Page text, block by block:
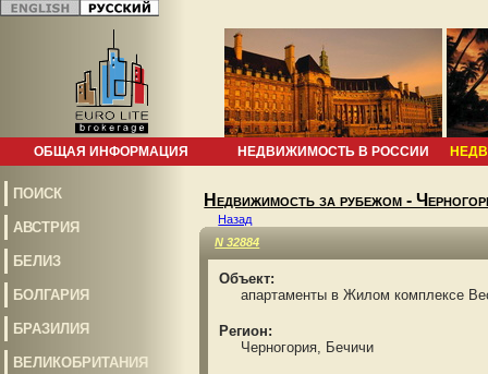
ОБЩАЯ ИНФОРМАЦИЯ НЕДВИЖИМОСТЬ В РОССИИ
ПОИСК
АВСТРИЯ
БЕЛИЗ
БОЛГАРИЯ
БРАЗИЛИЯ
ВЕЛИКОБРИТАНИЯ
Недвижимость за рубежом -
Назад
N 32884
Объект:
апартаменты в Жилом комплексе
Регион:
Черногория, Бечичи